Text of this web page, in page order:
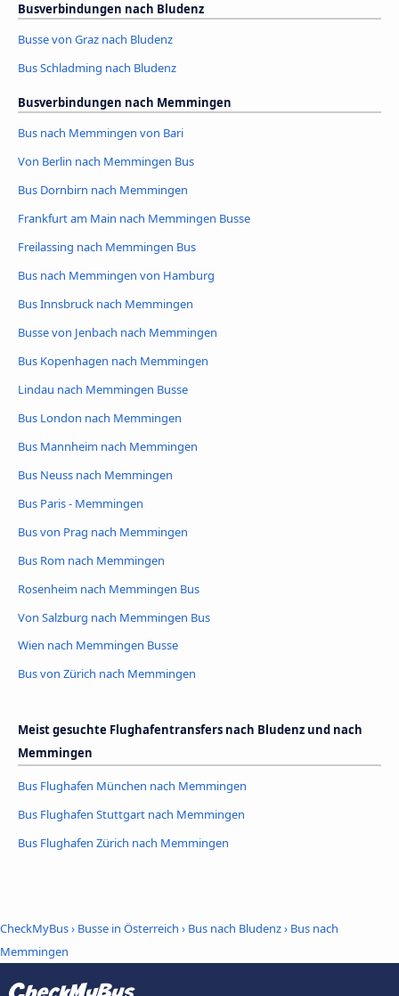
Busverbindungen nach Bludenz
Busse von Graz nach Bludenz
Bus Schladming nach Bludenz
Busverbindungen nach Memmingen
Bus nach Memmingen von Bari
Von Berlin nach Memmingen Bus
Bus Dornbirn nach Memmingen
Frankfurt am Main nach Memmingen Busse
Freilassing nach Memmingen Bus
Bus nach Memmingen von Hamburg
Bus Innsbruck nach Memmingen
Busse von Jenbach nach Memmingen
Bus Kopenhagen nach Memmingen
Lindau nach Memmingen Busse
Bus London nach Memmingen
Bus Mannheim nach Memmingen
Bus Neuss nach Memmingen
Bus Paris - Memmingen
Bus von Prag nach Memmingen
Bus Rom nach Memmingen
Rosenheim nach Memmingen Bus
Von Salzburg nach Memmingen Bus
Wien nach Memmingen Busse
Bus von Zürich nach Memmingen
Meist gesuchte Flughafentransfers nach Bludenz und nach
Memmingen
Bus Flughafen München nach Memmingen
Bus Flughafen Stuttgart nach Memmingen
Bus Flughafen Zürich nach Memmingen
CheckMyBus› Busse in Österreich › Bus nach Bludenz› Bus nach
Memmingen